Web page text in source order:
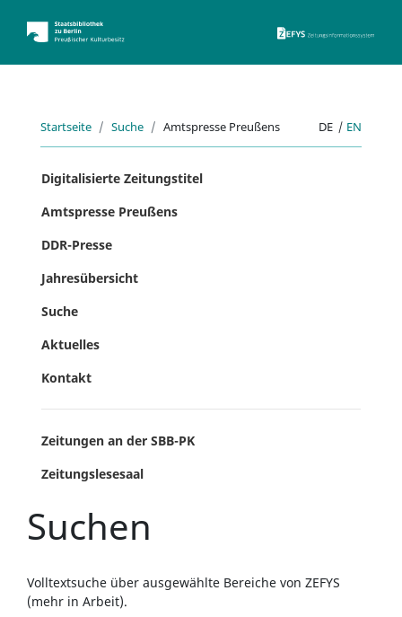
Startseite Suche Amtspresse Preußens DE | EN
Digitalisierte Zeitungstitel
Amtspresse Preußens
DDR-Presse
Jahresübersicht
Suche
Aktuelles
Kontakt
Zeitungen an der SBB-PK
Zeitungslesesaal
Suchen
Volltextsuche über ausgewählte Bereiche von ZEFYS
(mehr in Arbeit).